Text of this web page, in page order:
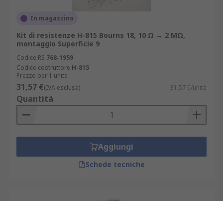
In magazzino
Kit di resistenze H-815 Bourns 18, 10 Ω → 2 MΩ,
montaggio Superficie 9
Codice RS 768-1959
Codice costruttore H-815
Prezzo per 1 unità
31,57 €(IVA esclusa) 31,57 €/unità
Quantità
Aggiungi
Schede tecniche